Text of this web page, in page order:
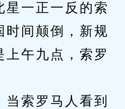
一正一反的索
时间颠倒，新规
上午九点，索罗
索罗马人看到